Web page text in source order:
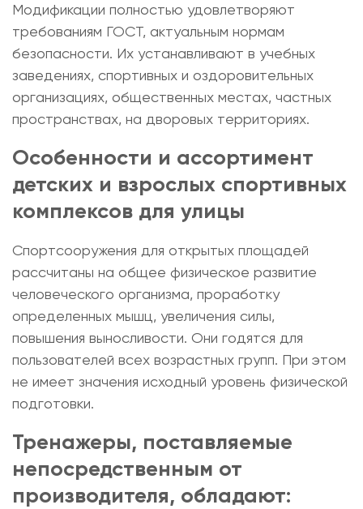
Модификации полностью удовлетворяют
требованиям ГОСТ, актуальным нормам
безопасности. Их устанавливают в учебных
заведениях, спортивных и оздоровительных
организациях, общественных местах, частных
пространствах, на дворовых территориях.
Особенности и ассортимент
детских и взрослых спортивных
комплексов для улицы
Спортсооружения для открытых площадей
рассчитаны на общее физическое развитие
человеческого организма, проработку
определенных мышц, увеличения силы,
повышения выносливости. Они годятся для
пользователей всех возрастных групп. При этом
не имеет значения исходный уровень физической
подготовки.
Тренажеры, поставляемые
непосредственным от
производителя, обладают: